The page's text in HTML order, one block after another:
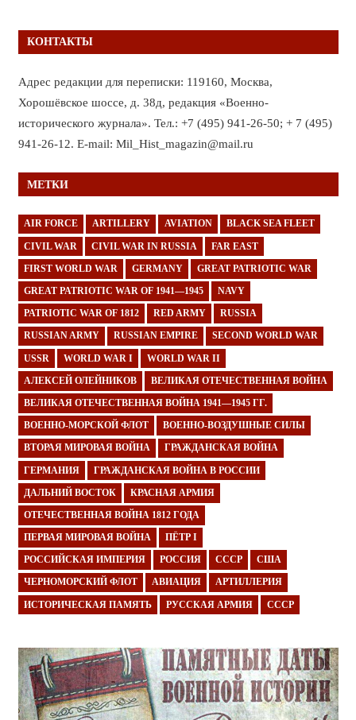
КОНТАКТЫ
Адрес редакции для переписки: 119160, Москва,
Хорошёвское шоссе, д. 38д, редакция «Военно-
исторического журнала». Тел.: +7 (495) 941-26-50; + 7 (495)
941-26-12. E-mail: Mil_Hist_magazin@mail.ru
МЕТКИ
AIR FORCE ARTILLERY AVIATION BLACK SEA FLEET
CIVIL WAR CIVIL WAR IN RUSSIA FAR EAST
FIRST WORLD WAR GERMANY GREAT PATRIOTIC WAR
GREAT PATRIOTIC WAR OF 1941—1945 NAVY
PATRIOTIC WAR OF 1812 RED ARMY RUSSIA
RUSSIAN ARMY RUSSIAN EMPIRE SECOND WORLD WAR
USSR WORLD WAR I WORLD WAR II
АЛЕКСЕЙ ОЛЕЙНИКОВ ВЕЛИКАЯ ОТЕЧЕСТВЕННАЯ ВОЙНА
ВЕЛИКАЯ ОТЕЧЕСТВЕННАЯ ВОЙНА 1941—1945 ГГ.
ВОЕННО-МОРСКОЙ ФЛОТ ВОЕННО-ВОЗДУШНЫЕ СИЛЫ
ВТОРАЯ МИРОВАЯ ВОЙНА ГРАЖДАНСКАЯ ВОЙНА
ГЕРМАНИЯ ГРАЖДАНСКАЯ ВОЙНА В РОССИИ
ДАЛЬНИЙ ВОСТОК КРАСНАЯ АРМИЯ
ОТЕЧЕСТВЕННАЯ ВОЙНА 1812 ГОДА
ПЕРВАЯ МИРОВАЯ ВОЙНА ПЁТР I
РОССИЙСКАЯ ИМПЕРИЯ РОССИЯ СССР США
ЧЕРНОМОРСКИЙ ФЛОТ АВИАЦИЯ АРТИЛЛЕРИЯ
ИСТОРИЧЕСКАЯ ПАМЯТЬ РУССКАЯ АРМИЯ СССР